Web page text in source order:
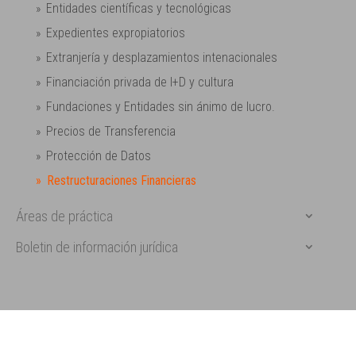
Entidades científicas y tecnológicas
Expedientes expropiatorios
Extranjería y desplazamientos intenacionales
Financiación privada de I+D y cultura
Fundaciones y Entidades sin ánimo de lucro.
Precios de Transferencia
Protección de Datos
Restructuraciones Financieras
Áreas de práctica
Boletin de información jurídica